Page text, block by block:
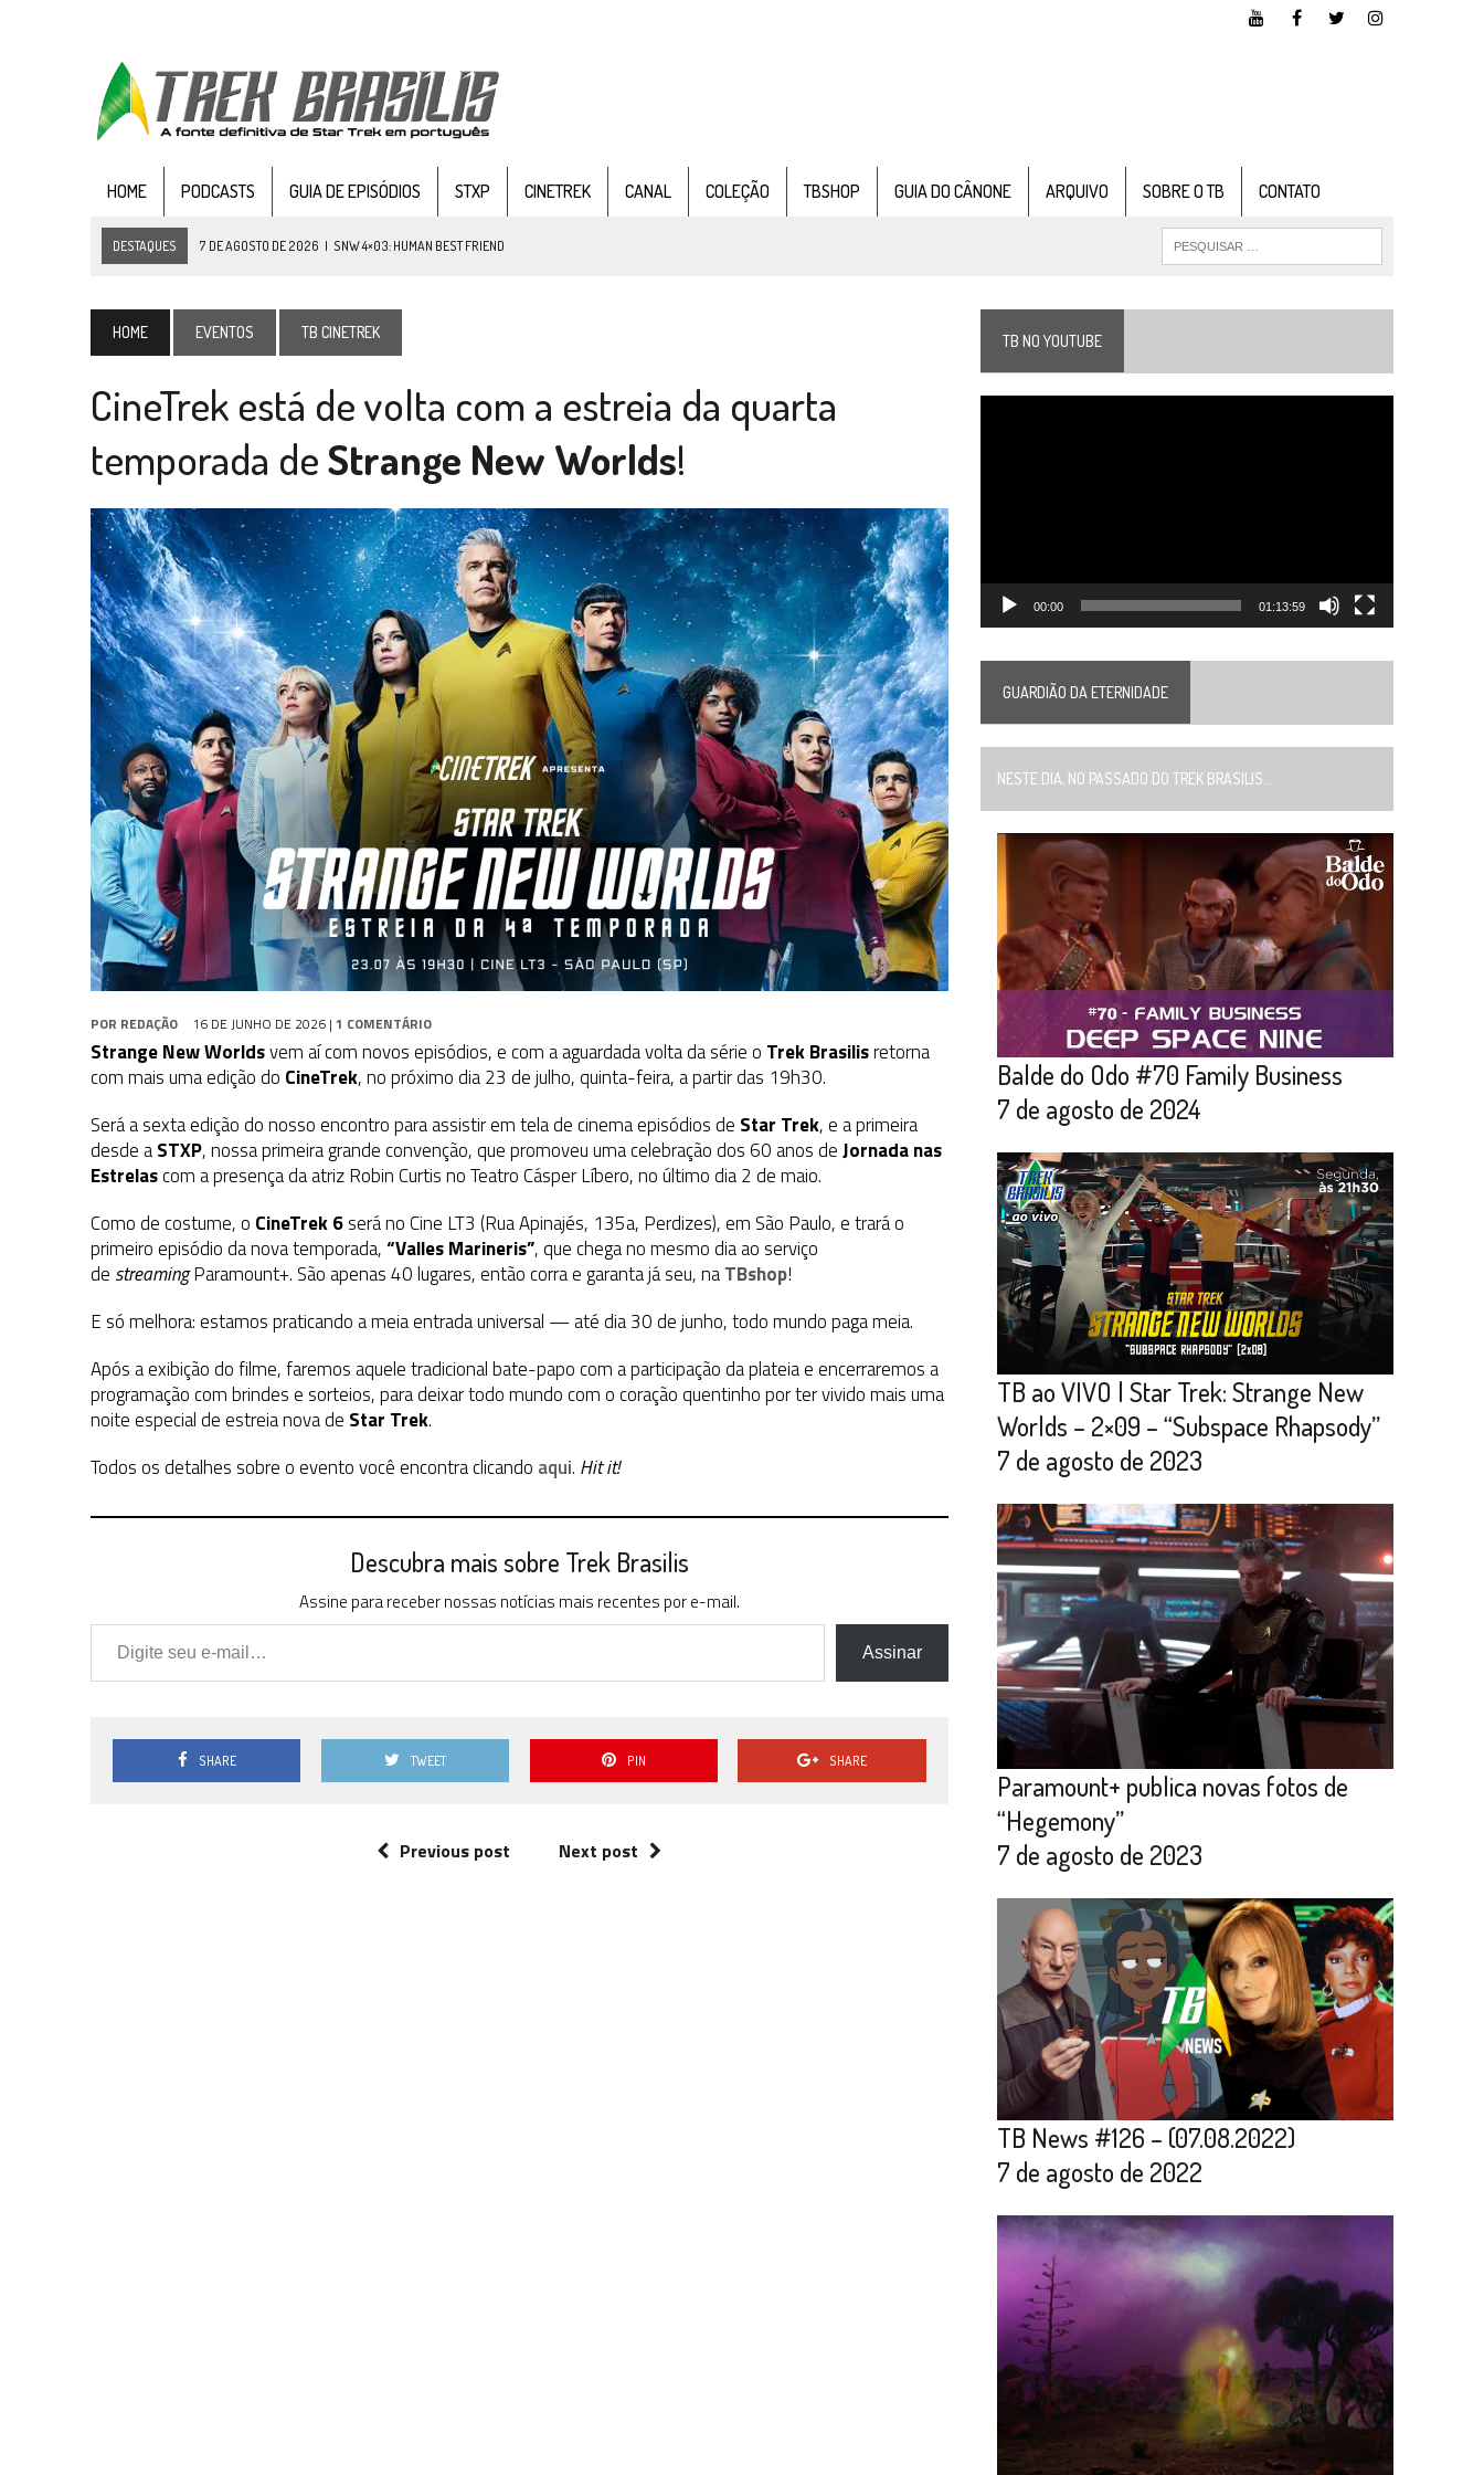
HOME PODCASTS GUIA DE EPISÓDIOS STXP CINETREK CANAL COLEÇÃO TBSHOP GUIA DO CÂNONE ARQUIVO SOBRE O TB CONTATO
DESTAQUES 7 DE AGOSTO DE 2026 | SNW 4×03: HUMAN BEST FRIEND
4 DE AGOSTO DE 2026 | REVISITANDO “HIDE AND Q” (TNG 1×09)
3 DE AGOSTO DE 2026 VEJA FOTOS DO TERCEIRO EPISÓDIO DA 4ª TEMPORADA DE STRANGE NEW WORDS
2 DE AGOSTO DE 2026 TB AO VIVO | STAR TREK: STRANGE NEW WORLDS – “THE GRIFFIN INCIDENT” (4×02)
31 DE JULHO DE 2026 GRANDES JORNADAS | QUATRO EPISÓDIOS DESTAR TREK SOBRE DIFERENTES PONTOS DE VISTA
7 DE AGOSTO DE 2026 | GRANDES JORNADAS | SEIS EPISÓDIOS DESTAR TREK SOBRE PATERNIDADE
HOME EVENTOS TB CINETREK
CineTrek está de volta com a estreia da quarta
temporada deStrange New Worlds!
POR REDAÇÃO 16 DE JUNHO DE 2026 | 1 COMENTÁRIO
Strange New Worldsvem aí com novos episódios, e com a aguardada volta da série o Trek Brasilisretorna
com mais uma edição do CineTrek, no próximo dia 23 de julho, quinta-feira, a partir das 19h30.
Será a sexta edição do nosso encontro para assistir em tela de cinema episódios de Star Trek, e a primeira
desde aSTXP, nossa primeira grande convenção, que promoveu uma celebração dos 60 anos deJornada nas
Estrelascom a presença da atriz Robin Curtis no Teatro Cásper Líbero, no último dia 2 de maio.
Como de costume, o CineTrek 6será no Cine LT3 (Rua Apinajés, 135a, Perdizes), em São Paulo, e trará o
primeiro episódio da nova temporada,“Valles Marineris”, que chega no mesmo dia ao serviço
de streamingParamount+. São apenas 40 lugares, então corra e garanta já seu, naTBshop!
E só melhora: estamos praticando a meia entrada universal — até dia 30 de junho, todo mundo paga meia.
Após a exibição do filme, faremos aquele tradicional bate-papo com a participação da plateia e encerraremos a
programação com brindes e sorteios, para deixar todo mundo com o coração quentinho por ter vivido mais uma
noite especial de estreia nova de Star Trek.
Todos os detalhes sobre o evento você encontra clicando aqui. Hit it!
Descubra mais sobre Trek Brasilis
Assine para receber nossas notícias mais recentes por e-mail.
Digite seu e-mail…
Assinar
SHARE TWEET PIN SHARE
Previous post Next post
TB NO YOUTUBE
00:00 01:13:59
GUARDIÃO DA ETERNIDADE
NESTE DIA, NO PASSADO DO TREK BRASILIS...
Balde do Odo #70 Family Business
7 de agosto de 2024
TB ao VIVO | Star Trek: Strange New
Worlds – 2×09 – “Subspace Rhapsody”
7 de agosto de 2023
Paramount+ publica novas fotos de
“Hegemony”
7 de agosto de 2023
TB News #126 – (07.08.2022)
7 de agosto de 2022